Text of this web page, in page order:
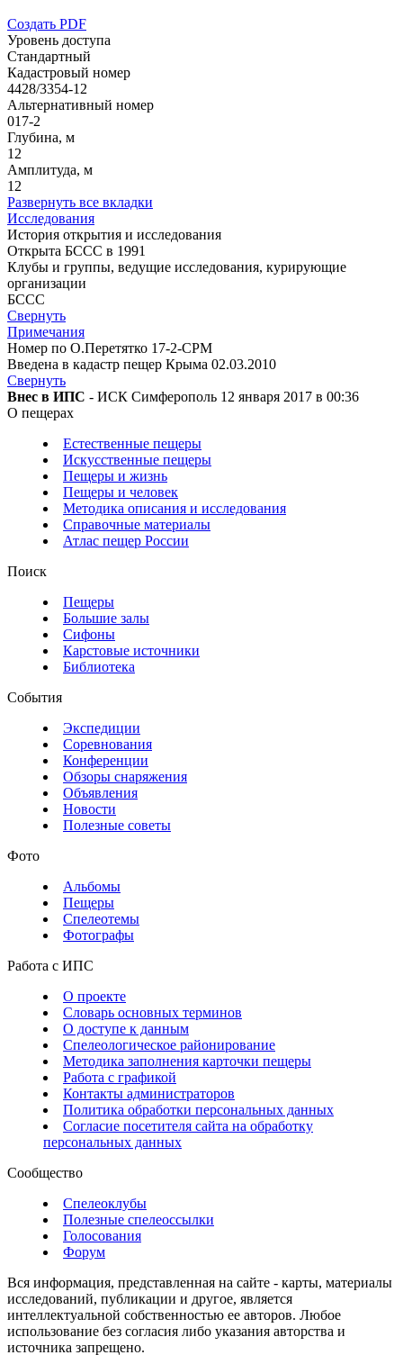
Создать PDF
Уровень доступа
Стандартный
Кадастровый номер
4428/3354-12
Альтернативный номер
017-2
Глубина, м
12
Амплитуда, м
12
Развернуть все вкладки
Исследования
История открытия и исследования
Открыта БССС в 1991
Клубы и группы, ведущие исследования, курирующие
организации
БССС
Свернуть
Примечания
Номер по О.Перетятко 17-2-CPM
Введена в кадастр пещер Крыма 02.03.2010
Свернуть
Внес в ИПС - ИСК Симферополь 12 января 2017 в 00:36
О пещерах
Естественные пещеры
Искусственные пещеры
Пещеры и жизнь
Пещеры и человек
Методика описания и исследования
Справочные материалы
Атлас пещер России
Поиск
Пещеры
Большие залы
Сифоны
Карстовые источники
Библиотека
События
Экспедиции
Соревнования
Конференции
Обзоры снаряжения
Объявления
Новости
Полезные советы
Фото
Альбомы
Пещеры
Спелеотемы
Фотографы
Работа с ИПС
О проекте
Словарь основных терминов
О доступе к данным
Спелеологическое районирование
Методика заполнения карточки пещеры
Работа с графикой
Контакты администраторов
Политика обработки персональных данных
Согласие посетителя сайта на обработку
персональных данных
Сообщество
Спелеоклубы
Полезные спелеоссылки
Голосования
Форум
Вся информация, представленная на сайте - карты, материалы
исследований, публикации и другое, является
интеллектуальной собственностью ее авторов. Любое
использование без согласия либо указания авторства и
источника запрещено.